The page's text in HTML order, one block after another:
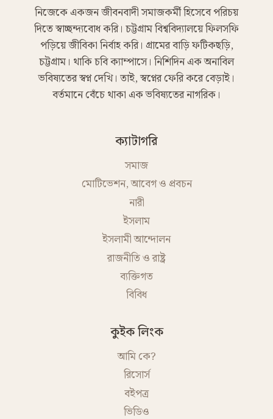
নিজেকে একজন জীবনবাদী সমাজকর্মী হিসেবে পরিচয়
দিতে স্বাচ্ছন্দ্যবোধ করি। চট্টগ্রাম বিশ্ববিদ্যালয়ে ফিলসফি
পড়িয়ে জীবিকা নির্বাহ করি। গ্রামের বাড়ি ফটিকছড়ি,
চট্টগ্রাম। থাকি চবি ক্যাম্পাসে। নিশিদিন এক অনাবিল
ভবিষ্যতের স্বপ্ন দেখি। তাই, স্বপ্নের ফেরি করে বেড়াই।
বর্তমানে বেঁচে থাকা এক ভবিষ্যতের নাগরিক।
ক্যাটাগরি
সমাজ
মোটিভেশন, আবেগ ও প্রবচন
নারী
ইসলাম
ইসলামী আন্দোলন
রাজনীতি ও রাষ্ট্র
ব্যক্তিগত
বিবিধ
কুইক লিংক
আমি কে?
রিসোর্স
বইপত্র
ভিডিও